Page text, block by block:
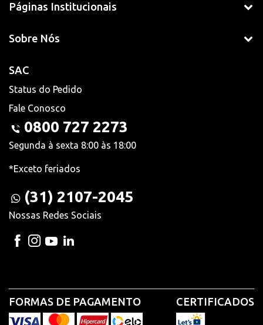
Páginas Institucionais
Sobre Nós
SAC
Status do Pedido
Fale Conosco
0800 727 2273
Segunda à sexta 8:00 às 18:00
*Exceto feriados
(31) 2107-2045
Nossas Redes Sociais
FORMAS DE PAGAMENTO CERTIFICADOS